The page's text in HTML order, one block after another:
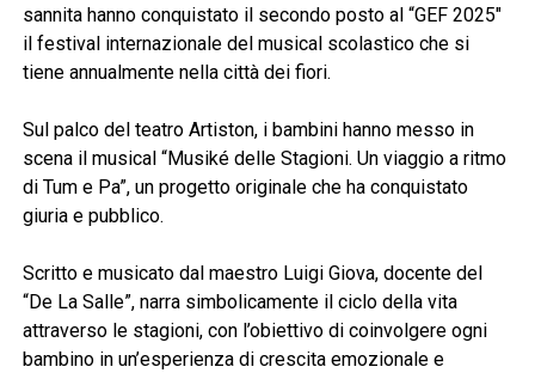
sannita hanno conquistato il secondo posto al “GEF 2025″
il festival internazionale del musical scolastico che si
tiene annualmente nella città dei fiori.
Sul palco del teatro Artiston, i bambini hanno messo in
scena il musical “Musiké delle Stagioni. Un viaggio a ritmo
di Tum e Pa”, un progetto originale che ha conquistato
giuria e pubblico.
Scritto e musicato dal maestro Luigi Giova, docente del
“De La Salle”, narra simbolicamente il ciclo della vita
attraverso le stagioni, con l’obiettivo di coinvolgere ogni
bambino in un’esperienza di crescita emozionale e